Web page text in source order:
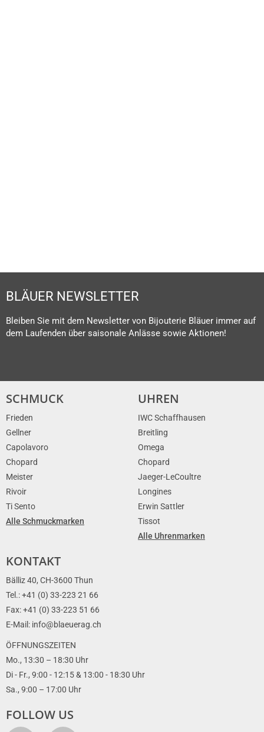
BLÄUER NEWSLETTER
Bleiben Sie mit dem Newsletter von Bijouterie Bläuer immer auf
dem Laufenden über saisonale Anlässe sowie Aktionen!
SCHMUCK
Frieden
Gellner
Capolavoro
Chopard
Meister
Rivoir
Ti Sento
Alle Schmuckmarken
UHREN
IWC Schaffhausen
Breitling
Omega
Chopard
Jaeger-LeCoultre
Longines
Erwin Sattler
Tissot
Alle Uhrenmarken
KONTAKT
Bälliz 40, CH-3600 Thun
Tel.: +41 (0) 33-223 21 66
Fax: +41 (0) 33-223 51 66
E-Mail: info@blaeuerag.ch
ÖFFNUNGSZEITEN
Mo., 13:30 – 18:30 Uhr
Di - Fr., 9:00 - 12:15 & 13:00 - 18:30 Uhr
Sa., 9:00 – 17:00 Uhr
FOLLOW US